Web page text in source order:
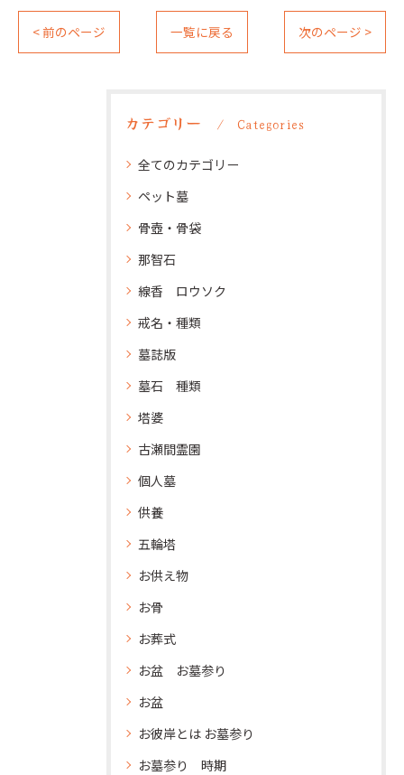
< 前のページ 一覧に戻る 次のページ >
カテゴリー Categories
全てのカテゴリー
ペット墓
骨壺・骨袋
那智石
線香 ロウソク
戒名・種類
墓誌版
墓石 種類
塔婆
古瀬間霊園
個人墓
供養
五輪塔
お供え物
お骨
お葬式
お盆 お墓参り
お盆
お彼岸とは お墓参り
お墓参り 時期